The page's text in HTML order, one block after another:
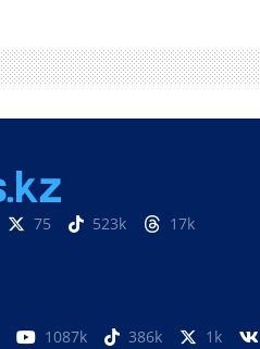
75 523k 17k
1087k 386k 1k